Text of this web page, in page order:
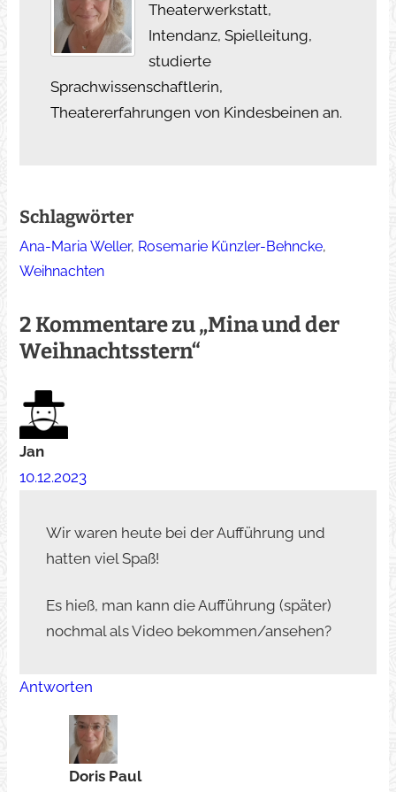
Theaterwerkstatt,
Intendanz, Spielleitung,
studierte
Sprachwissenschaftlerin,
Theatererfahrungen von Kindesbeinen an.
Schlagwörter
Ana-Maria Weller, Rosemarie Künzler-Behncke
Weihnachten
2 Kommentare zu „Mina und der
Weihnachtsstern“
Jan
10.12.2023
Wir waren heute bei der Aufführung und
hatten viel Spaß!
Es hieß, man kann die Aufführung (später)
nochmal als Video bekommen/ansehen?
Antworten
Doris Paul